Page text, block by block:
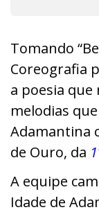
Tomando
Coreografia
a poesia que
melodias
Adamantina
de Ouro, da
A equipe
Idade de